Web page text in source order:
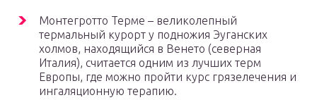
Монтегротто Терме – великолепный
термальный курорт у подножия Эуганских
холмов, находящийся в Венето (северная
Италия), считается одним из лучших терм
Европы, где можно пройти курс грязелечения и
ингаляционную терапию.